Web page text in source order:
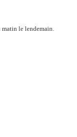
matin le lendemain.